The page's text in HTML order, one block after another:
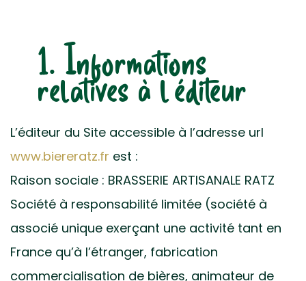
1. Informations
relatives à l’éditeur
L’éditeur du Site accessible à l’adresse url
www.biereratz.fr est :
Raison sociale : BRASSERIE ARTISANALE RATZ
Société à responsabilité limitée (société à
associé unique exerçant une activité tant en
France qu’à l’étranger, fabrication
commercialisation de bières, animateur de